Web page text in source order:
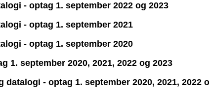
- optag 1. september 2022 og 2023
- optag 1. september 2021
- optag 1. september 2020
1. september 2020, 2021, 2022 og 2023
- optag 1. september 2020, 2021, 2022